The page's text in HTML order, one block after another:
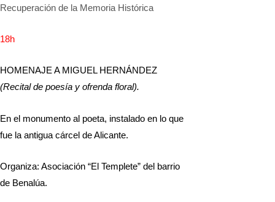
Recuperación de la Memoria Histórica
18h
HOMENAJE A MIGUEL HERNÁNDEZ
(Recital de poesía y ofrenda floral).
En el monumento al poeta, instalado en lo que
fue la antigua cárcel de Alicante.
Organiza: Asociación “El Templete” del barrio
de Benalúa.